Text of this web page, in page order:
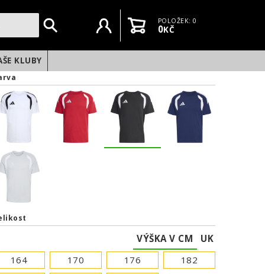
Uživatelský účet
KošíkPOLOŽEK: 0
0KČ
KLUBY
VÝŠKA V CM
UK
164
170 176
182